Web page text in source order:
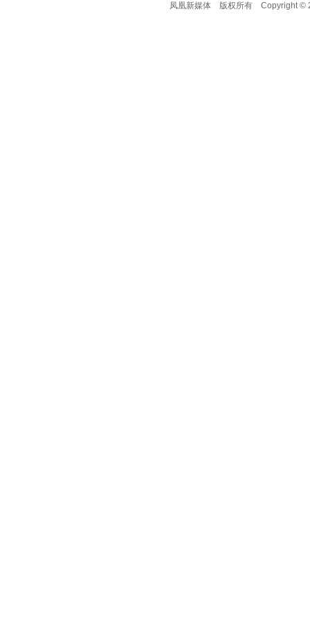
凤凰新媒体
版权所有 Copyright ©